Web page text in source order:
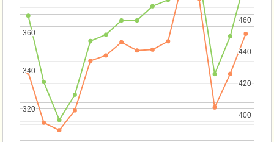
320
320
340
340
360
360
400
400
420
420
440
440
460
460